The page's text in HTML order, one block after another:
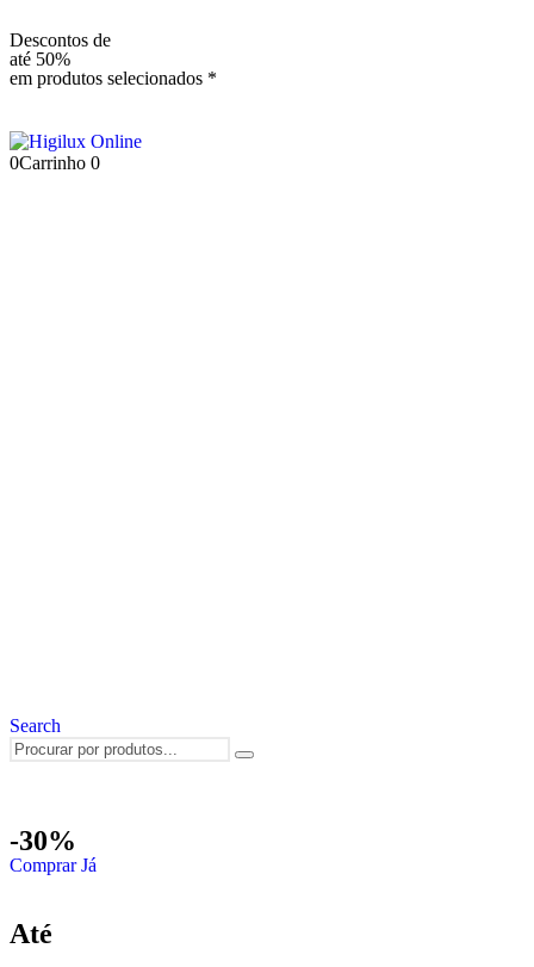
Descontos de
até 50%
em produtos selecionados *
0Carrinho 0
Search
-30%
Comprar Já
Até